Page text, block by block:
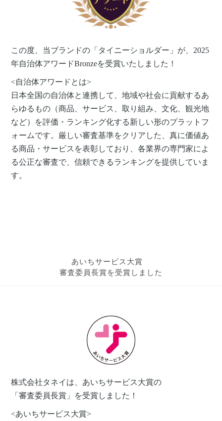
この度、当ブランドの「タイニーショルダー」が、2025
年自治体アワードBronzeを受賞いたしました！
<自治体アワードとは>
日本全国の自治体と連携して、地域や社会に貢献するあ
らゆるもの（商品、サービス、取り組み、文化、観光地
など）を評価・ランキング化する新しい形のプラットフ
ォームです。厳しい​審査基準を​クリアした、真に​価値あ
る​商品・サービスを​表彰しており、各業界の​専門家に​よ
る​公正な​審査で、信頼できるランキングを​提供していま
す。
あいちサービス大賞
審査委員長賞を受賞しました
株式会社タネイは、あいちサービス大賞の
「審査委員長賞」を受賞しました！
<あいちサービス大賞>